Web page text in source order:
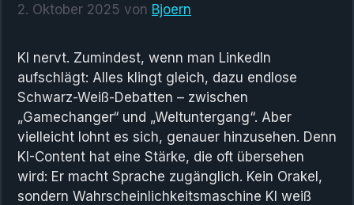
2. Oktober 2025 von Bjoern
KI nervt. Zumindest, wenn man LinkedIn
aufschlägt: Alles klingt gleich, dazu endlose
Schwarz-Weiß-Debatten – zwischen
„Gamechanger“ und „Weltuntergang“. Aber
vielleicht lohnt es sich, genauer hinzusehen. Denn
KI-Content hat eine Stärke, die oft übersehen
wird: Er macht Sprache zugänglich. Kein Orakel,
sondern Wahrscheinlichkeitsmaschine KI weiß